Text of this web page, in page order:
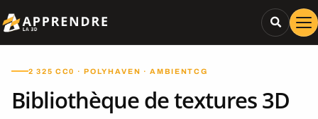
2 325 CC0 · POLYHAVEN · AMBIENTCG
Bibliothèque de textures 3D